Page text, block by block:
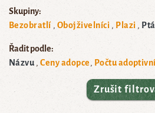
Skupiny:
Bezobratlí
Obojživelníci Plazi
Řadit podle:
Názvu
Ceny adopce Počtu
Zrušit